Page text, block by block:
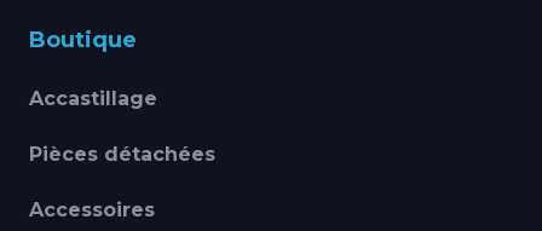
Boutique
Accastillage
Pièces détachées
Accessoires